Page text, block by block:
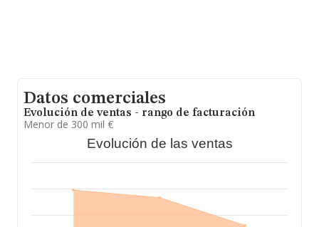
Datos comerciales
Evolución de ventas - rango de facturación
Menor de 300 mil €
Evolución de las ventas